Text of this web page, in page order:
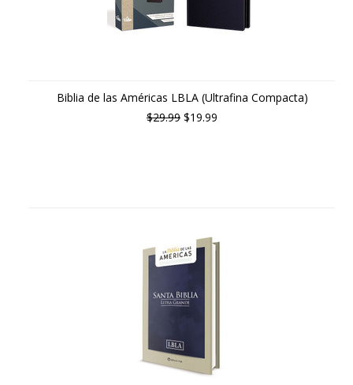
Biblia de las Américas LBLA (Ultrafina Compacta)
$29.99 $19.99